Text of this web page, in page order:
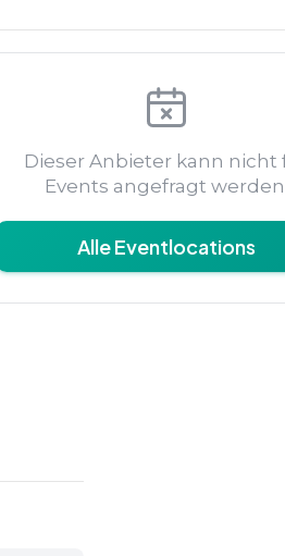
Dieser Anbieter kann nicht
Events angefragt
Alle Eventlocations